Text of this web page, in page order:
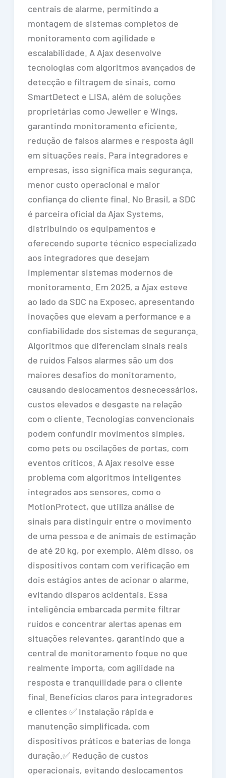
centrais de alarme, permitindo a
montagem de sistemas completos de
monitoramento com agilidade e
escalabilidade. A Ajax desenvolve
tecnologias com algoritmos avançados de
detecção e filtragem de sinais, como
SmartDetect e LISA, além de soluções
proprietárias como Jeweller e Wings,
garantindo monitoramento eficiente,
redução de falsos alarmes e resposta ágil
em situações reais. Para integradores e
empresas, isso significa mais segurança,
menor custo operacional e maior
confiança do cliente final. No Brasil, a SDC
é parceira oficial da Ajax Systems,
distribuindo os equipamentos e
oferecendo suporte técnico especializado
aos integradores que desejam
implementar sistemas modernos de
monitoramento. Em 2025, a Ajax esteve
ao lado da SDC na Exposec, apresentando
inovações que elevam a performance e a
confiabilidade dos sistemas de segurança.
Algoritmos que diferenciam sinais reais
de ruídos Falsos alarmes são um dos
maiores desafios do monitoramento,
causando deslocamentos desnecessários,
custos elevados e desgaste na relação
com o cliente. Tecnologias convencionais
podem confundir movimentos simples,
como pets ou oscilações de portas, com
eventos críticos. A Ajax resolve esse
problema com algoritmos inteligentes
integrados aos sensores, como o
MotionProtect, que utiliza análise de
sinais para distinguir entre o movimento
de uma pessoa e de animais de estimação
de até 20 kg, por exemplo. Além disso, os
dispositivos contam com verificação em
dois estágios antes de acionar o alarme,
evitando disparos acidentais. Essa
inteligência embarcada permite filtrar
ruídos e concentrar alertas apenas em
situações relevantes, garantindo que a
central de monitoramento foque no que
realmente importa, com agilidade na
resposta e tranquilidade para o cliente
final. Benefícios claros para integradores
e clientes ✅ Instalação rápida e
manutenção simplificada, com
dispositivos práticos e baterias de longa
duração.✅ Redução de custos
operacionais, evitando deslocamentos